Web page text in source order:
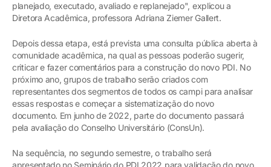
planejado, executado, avaliado e replanejado", explicou a
Diretora Acadêmica, professora Adriana Ziemer Gallert.
Depois dessa etapa, está prevista uma consulta pública aberta à
comunidade acadêmica, na qual as pessoas poderão sugerir,
criticar e fazer comentários para a construção do novo PDI. No
próximo ano, grupos de trabalho serão criados com
representantes dos segmentos de todos os campi para analisar
essas respostas e começar a sistematização do novo
documento. Em junho de 2022, parte do documento passará
pela avaliação do Conselho Universitário (ConsUn).
Na sequência, no segundo semestre, o trabalho será